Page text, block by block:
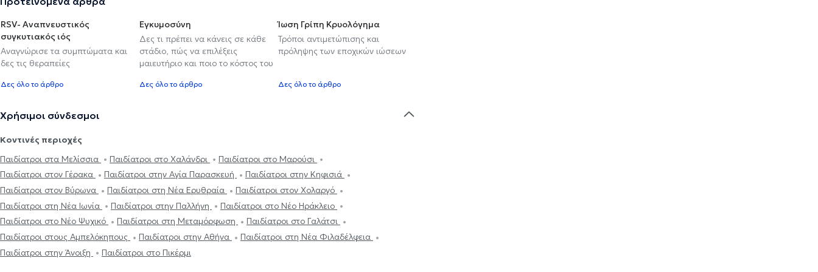
RSV- Αναπνευστικός
συγκυτιακός ιός
Αναγνώρισε τα συμπτώματα και
δες τις θεραπείες
Δες όλο το άρθρο
Εγκυμοσύνη
Δες τι πρέπει να κάνεις σε κάθε
στάδιο, πώς να επιλέξεις
μαιευτήριο και ποιο το κόστος του
Δες όλο το άρθρο
Ίωση Γρίπη Κρυολόγημα
Τρόποι αντιμετώπισης και
πρόληψης των εποχικών ιώσεων
Δες όλο το άρθρο
Χρήσιμοι σύνδεσμοι
Κοντινές περιοχές
Παιδίατροι στα Μελίσσια
Παιδίατροι στο Χαλάνδρι
Παιδίατροι στο Μαρούσι
Παιδίατροι στον Γέρακα
Παιδίατροι στην Αγία Παρασκευή
Παιδίατροι στην Κηφισιά
Παιδίατροι στον Βύρωνα
Παιδίατροι στη Νέα Ερυθραία
Παιδίατροι στον Χολαργό
Παιδίατροι στη Νέα Ιωνία
Παιδίατροι στην Παλλήνη
Παιδίατροι στο Νέο Ηράκλειο
Παιδίατροι στο Νέο Ψυχικό
Παιδίατροι στη Μεταμόρφωση
Παιδίατροι στο Γαλάτσι
Παιδίατροι στους Αμπελόκηπους
Παιδίατροι στην Αθήνα
Παιδίατροι στη Νέα Φιλαδέλφεια
Παιδίατροι στην Άνοιξη
Παιδίατροι στο Πικέρμι